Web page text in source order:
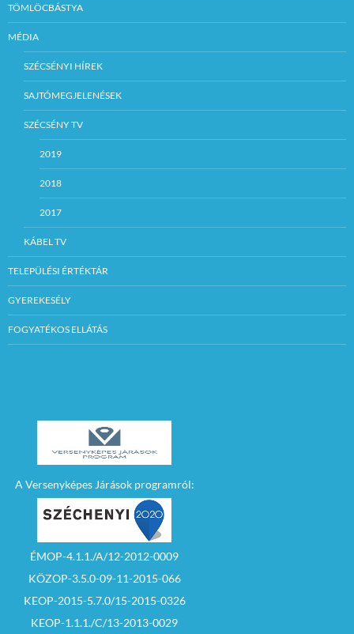
TÖMLÖCBÁSTYA
MÉDIA
SZÉCSÉNYI HÍREK
SAJTÓMEGJELENÉSEK
SZÉCSÉNY TV
2019
2018
2017
KÁBEL TV
TELEPÜLÉSI ÉRTÉKTÁR
GYEREKESÉLY
FOGYATÉKOS ELLÁTÁS
A Versenyképes Járások programról:
ÉMOP-4.1.1./A/12-2012-0009
KÖZOP-3.5.0-09-11-2015-066
KEOP-2015-5.7.0/15-2015-0326
KEOP-1.1.1./C/13-2013-0029